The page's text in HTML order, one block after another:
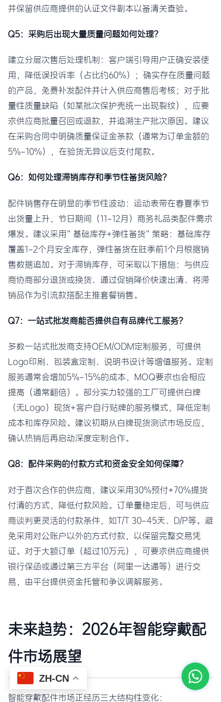
并保留供应商提供的认证文件副本以备清关查验。
Q5：采购后出现大量质量问题如何处理？
建立分层次售后处理机制：客户端引导用户正确安装使
用，降低误投诉率（占比约60%）；确实存在质量问题
的产品，免费补发配件并计入供应商售后考核；对于批
量性质量缺陷（如某批次保护壳统一出现裂纹），应要
求供应商批量召回或退款，并追溯生产批次原因。建议
在采购合同中明确质量保证金条款（通常为订单金额的
5%-10%），在验货无异议后支付尾款。
Q6：如何处理滞销库存和季节性备货风险？
配件销售存在明显的季节性波动：运动表带在春夏季节
出货量上升，节日期间（11-12月）商务礼品类配件需求
爆发。建议采用”基础库存+弹性备货”策略：基础库存
覆盖1-2个月安全库存，弹性备货在旺季前1个月根据销
售数据追加。对于滞销库存，可采取以下措施：与供应
商协商部分退货或换货、通过促销降价快速出清、将滞
销品作为引流款搭配主推套餐销售。
Q7：一站式批发商能否提供自有品牌代工服务？
多数一站式批发商支持OEM/ODM定制服务，可提供
Logo印刷、包装盒定制、说明书设计等增值服务。定制
服务通常会增加5%-15%的成本，MOQ要求也会相应
提高（通常翻倍）。部分实力较强的工厂可提供白牌
（无Logo）现货+客户自行贴牌的服务模式，降低定制
成本和库存风险。建议初期从白牌现货测试市场反应，
确认热销后再启动深度定制合作。
Q8：配件采购的付款方式和资金安全如何保障？
对于首次合作的供应商，建议采用30%预付+70%提货
付清的方式，降低付款风险。订单量稳定后，可与供应
商谈判更灵活的付款条件，如T/T 30-45天、D/P等。避
免采用对公账户以外的方式付款，以保留完整交易凭
证。对于大额订单（超过10万元），可要求供应商提供
银行保函或通过第三方平台（阿里一达通等）进行交
易，由平台提供资金托管和争议调解服务。
未来趋势：2026年智能穿戴配
件市场展望
智能穿戴配件市场正经历三大结构性变化：
ZH-CN